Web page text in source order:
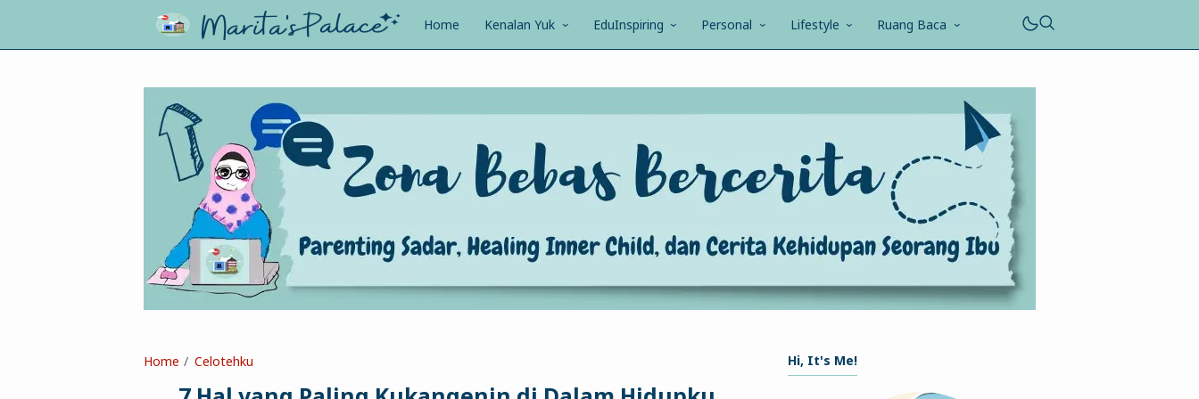
Home Kenalan Yuk EduInspiring Personal Lifestyle Ruang Baca
Home Celotehku Hi, It's Me!